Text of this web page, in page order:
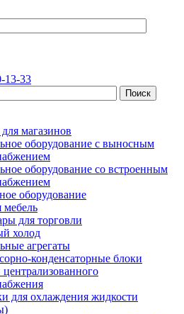
13-33
магазинов
оборудование с выносным
оборудование со встроенным
оборудование
мебель
для торговли
холод
агрегаты
конденсаторные блоки
для охлаждения жидкости